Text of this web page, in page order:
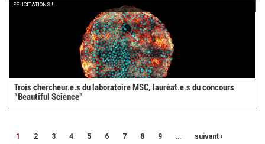
FÉLICITATIONS !
Trois chercheur.e.s du laboratoire MSC, lauréat.e.s du concours
"Beautiful Science"
1 2 3 4 5 6 7 8 9 … suivant ›